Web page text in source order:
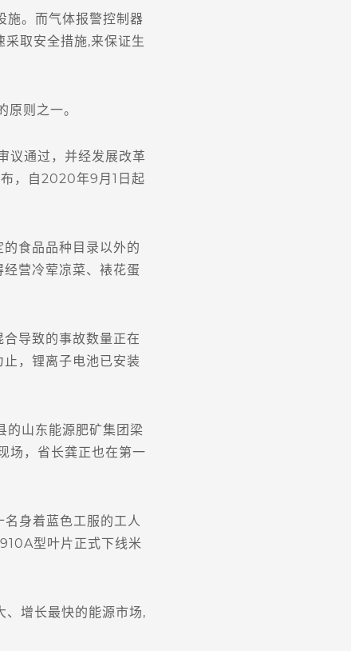
。而气体报警控制器
取安全措施,来保证生
则之一。
通过，并经发展改革
，自2020年9月1日起
食品品种目录以外的
营冷荤凉菜、裱花蛋
导致的事故数量正在
，锂离子电池已安装
山东能源肥矿集团梁
场，省长龚正也在第一
身着蓝色工服的工人
型叶片正式下线米
增长最快的能源市场,